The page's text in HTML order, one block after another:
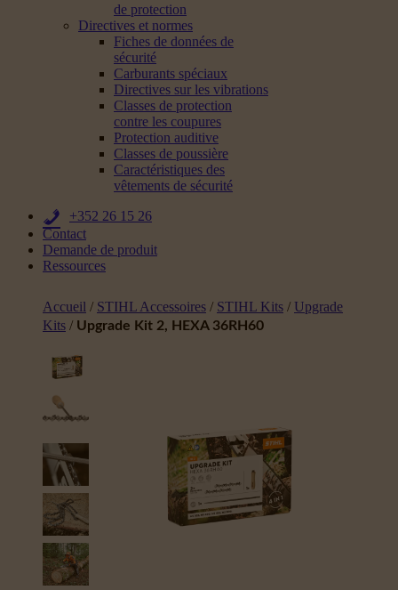
de protection
Directives et normes
Fiches de données de
sécurité
Carburants spéciaux
Directives sur les vibrations
Classes de protection
contre les coupures
Protection auditive
Classes de poussière
Caractéristiques des
vêtements de sécurité
+352 26 15 26
Contact
Demande de produit
Ressources
Accueil / STIHL Accessoires / STIHL Kits / Upgrade
Kits / Upgrade Kit 2, HEXA 36RH60